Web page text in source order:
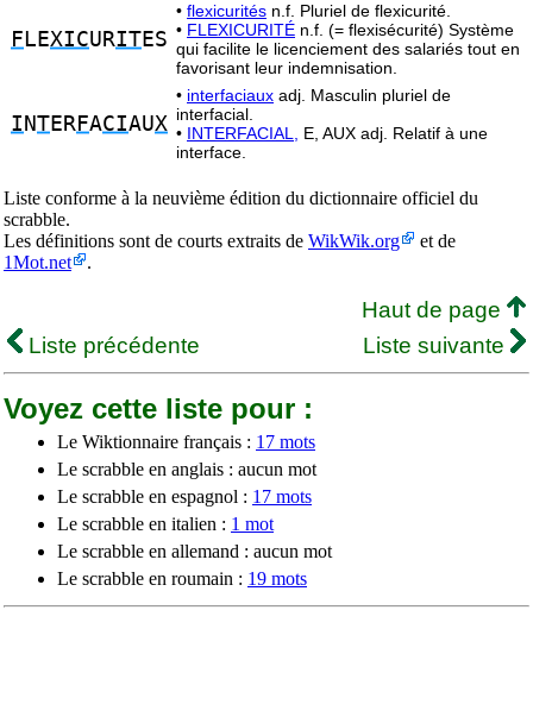
F LEXICURITES
• flexicurités n.f. Pluriel de flexicurité.
• FLEXICURITÉ n.f. (= flexisécurité) Système
qui facilite le licenciement des salariés tout en
favorisant leur indemnisation.
I NTERFACIAUX
• interfaciaux adj. Masculin pluriel de
interfacial.
• INTERFACIAL,
E, AUX adj. Relatif à une
interface.
Liste conforme à la neuvième édition du dictionnaire officiel du
scrabble.
Les définitions sont de courts extraits de WikWik.org
et de
1Mot.net
.
Haut de page
Liste précédente
Liste suivante
Voyez cette liste pour :
Le Wiktionnaire français : 17 mots
Le scrabble en anglais : aucun mot
Le scrabble en espagnol : 17 mots
Le scrabble en italien : 1 mot
Le scrabble en allemand : aucun mot
Le scrabble en roumain : 19 mots